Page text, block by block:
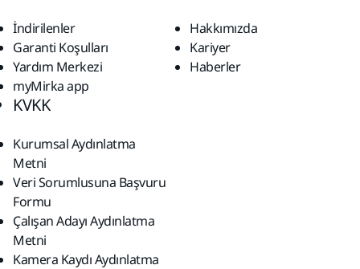
İndirilenler
Garanti Koşulları
Yardım Merkezi
myMirka app
Hakkımızda
Kariyer
Haberler
KVKK
Kurumsal Aydınlatma
Metni
Veri Sorumlusuna Başvuru
Formu
Çalışan Adayı Aydınlatma
Metni
Kamera Kaydı Aydınlatma